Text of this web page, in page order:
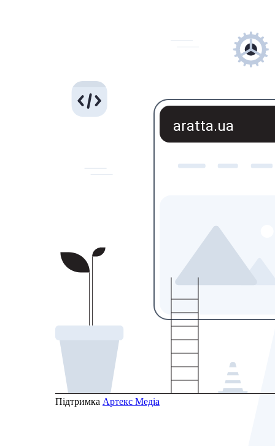
aratta.ua
Підтримка Артекс Медіа